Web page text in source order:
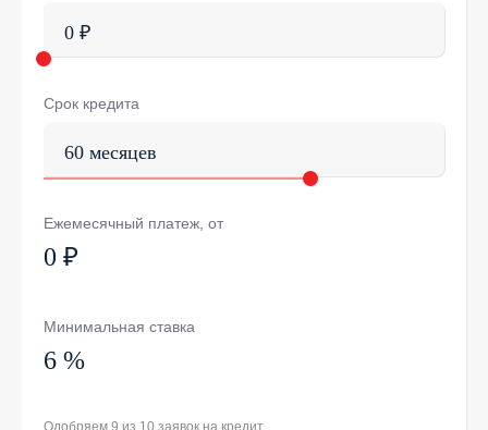
0 ₽
Срок кредита
60 месяцев
Ежемесячный платеж, от
0 ₽
Минимальная ставка
6 %
Одобряем 9 из 10 заявок на кредит